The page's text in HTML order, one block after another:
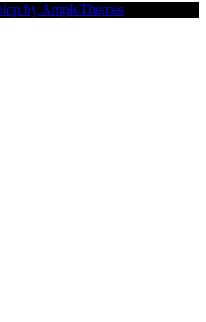
by AmpleThemes